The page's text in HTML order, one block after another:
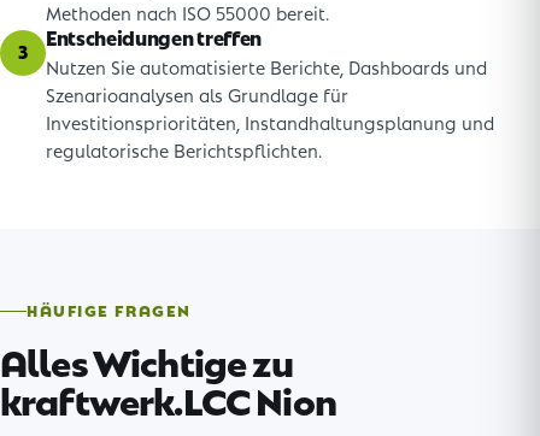
Methoden nach ISO 55000 bereit.
3
Entscheidungen treffen
Nutzen Sie automatisierte Berichte, Dashboards und
Szenarioanalysen als Grundlage für
Investitionsprioritäten, Instandhaltungsplanung und
regulatorische Berichtspflichten.
HÄUFIGE FRAGEN
Alles Wichtige zu
kraftwerk.LCC Nion